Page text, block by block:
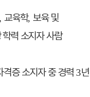
교육학, 보육 및
력 소지자사람
격증 소지자 중 경력 3년